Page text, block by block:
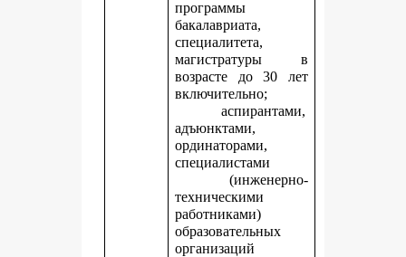
программы
бакалавриата,
специалитета,
магистратуры в
возрасте до 30 лет
включительно;
аспирантами,
адъюнктами,
ординаторами,
специалистами
(инженерно-
техническими
работниками)
образовательных
организаций